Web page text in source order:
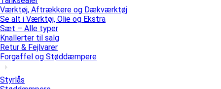
Værktøj, Aftrækkere og Dækværktøj
Se alt i Værktøj, Olie og Ekstra
Sæt – Alle typer
Knallerter til salg
Retur & Fejlvarer
Forgaffel og Støddæmpere
Styrlås